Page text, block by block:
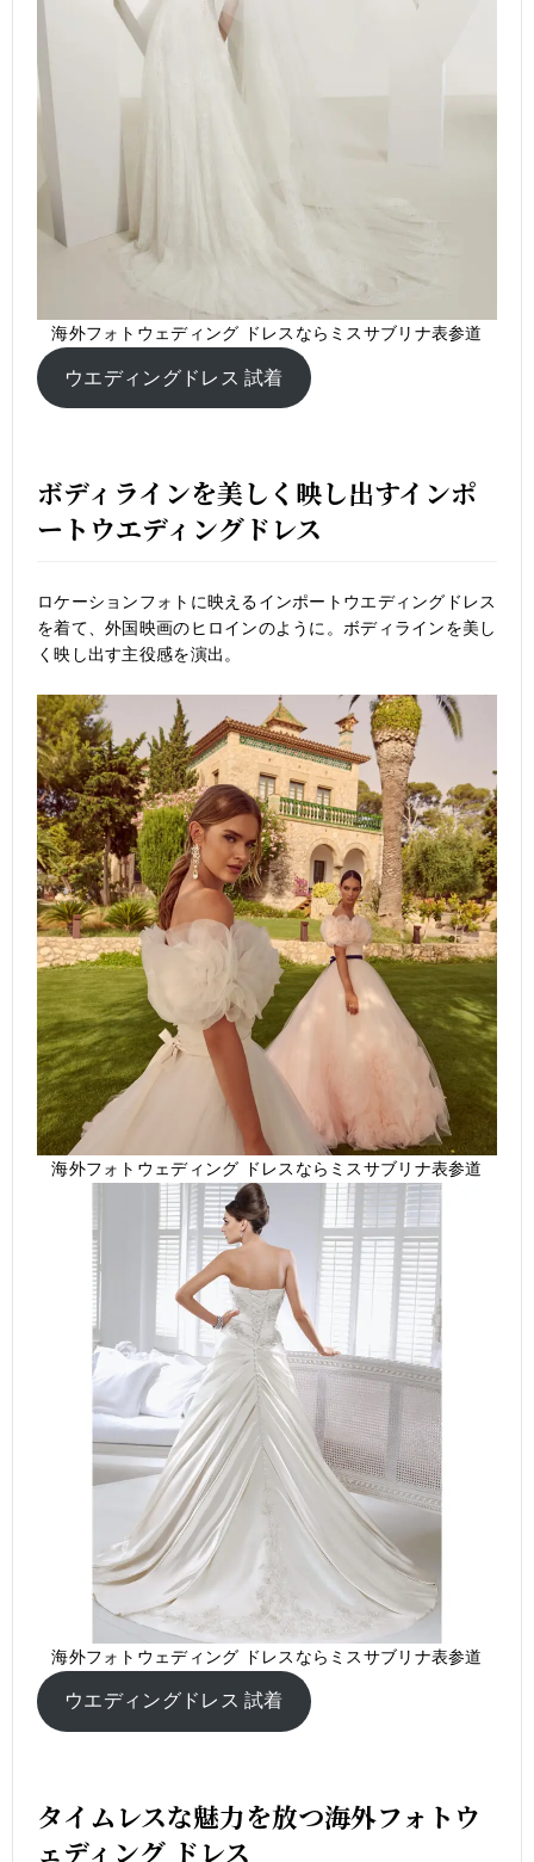
海外フォトウェディング ドレスならミスサブリナ表参道
ウエディングドレス 試着
ボディラインを美しく映し出すインポ
ートウエディングドレス
ロケーションフォトに映えるインポートウエディングドレス
を着て、外国映画のヒロインのように。ボディラインを美し
く映し出す主役感を演出。
海外フォトウェディング ドレスならミスサブリナ表参道
海外フォトウェディング ドレスならミスサブリナ表参道
ウエディングドレス 試着
タイムレスな魅力を放つ海外フォトウ
ェディング ドレス